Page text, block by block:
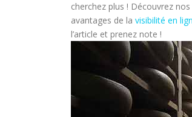
cherchez plus ! Découvrez
avantages de la visibilité en
l’article et prenez note !